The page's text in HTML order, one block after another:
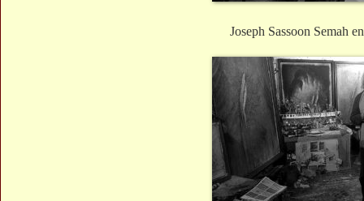
Joseph Sassoon Semah